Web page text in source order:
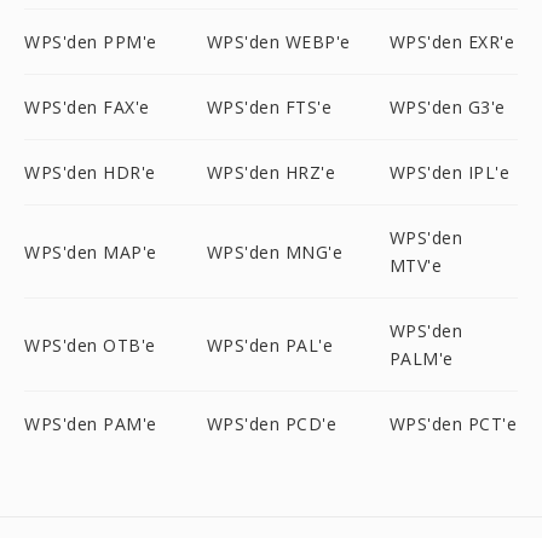
WPS'den PPM'e WPS'den WEBP'e WPS'den EXR'e
WPS'den FAX'e WPS'den FTS'e WPS'den G3'e
WPS'den HDR'e WPS'den HRZ'e WPS'den IPL'e
WPS'den MAP'e WPS'den MNG'e
WPS'den
MTV'e
WPS'den OTB'e WPS'den PAL'e
WPS'den
PALM'e
WPS'den PAM'e WPS'den PCD'e WPS'den PCT'e